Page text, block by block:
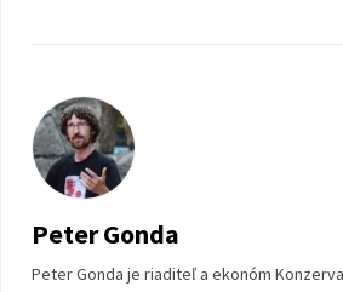
Peter Gonda
Peter Gonda je riaditeľ a ekonóm